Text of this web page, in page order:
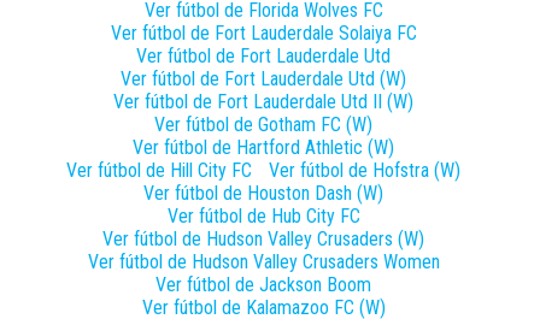
Ver fútbol de Florida Wolves FC
Ver fútbol de Fort Lauderdale Solaiya FC
Ver fútbol de Fort Lauderdale Utd
Ver fútbol de Fort Lauderdale Utd (W)
Ver fútbol de Fort Lauderdale Utd II (W)
Ver fútbol deGotham FC (W)
Ver fútbol de Hartford Athletic (W)
Ver fútbol de Hill City FC Ver fútbol de Hofstra (W)
Ver fútbol de Houston Dash (W)
Ver fútbol de Hub City FC
Ver fútbol de Hudson Valley Crusaders (W)
Ver fútbol de Hudson Valley Crusaders Women
Ver fútbol deJackson Boom
Ver fútbol de Kalamazoo FC (W)